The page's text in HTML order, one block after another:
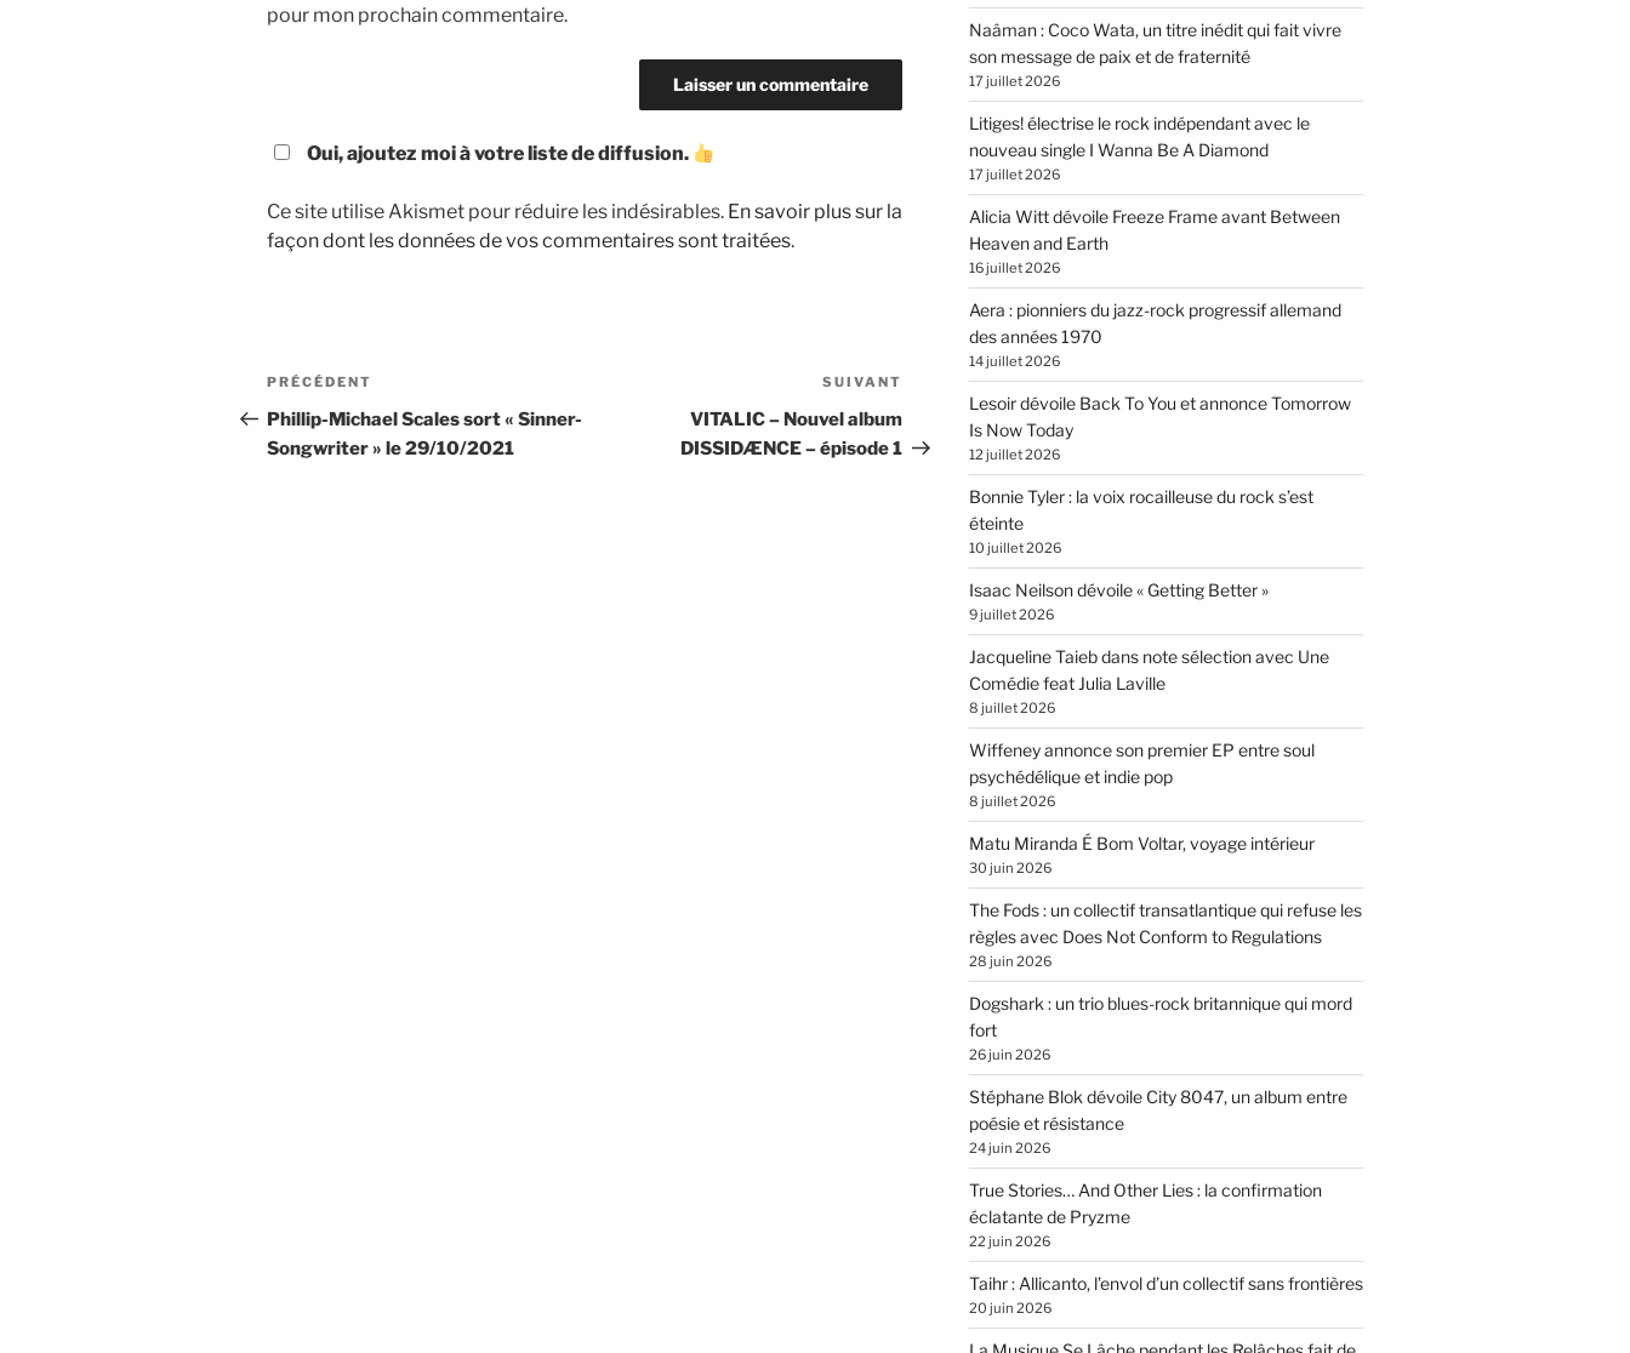
pour mon prochain commentaire.
Oui, ajoutez moi à votre liste de diffusion.
Ce site utilise Akismet pour réduire les indésirables. En savoir plus sur la
façon dont les données de vos commentaires sont traitées.
Navigation
de
l’article
Article
précédent
PRÉCÉDENT
Phillip-Michael Scales sort « Sinner-
Songwriter » le 29/10/2021
suivant
SUIVANT
VITALIC – Nouvel album
DISSIDÆNCE – épisode 1
Naâman : Coco Wata, un titre inédit qui fait vivre
son message de paix et de fraternité
17 juillet 2026
Litiges! électrise le rock indépendant avec le
nouveau single I Wanna Be A Diamond
17 juillet 2026
Alicia Witt dévoile Freeze Frame avant Between
Heaven and Earth
16 juillet 2026
Aera : pionniers du jazz-rock progressif allemand
des années 1970
14 juillet 2026
Lesoir dévoile Back To You et annonce Tomorrow
Is Now Today
12 juillet 2026
Bonnie Tyler : la voix rocailleuse du rock s’est
éteinte
10 juillet 2026
Isaac Neilson dévoile « Getting Better »
9 juillet 2026
Jacqueline Taieb dans note sélection avec Une
Comédie feat Julia Laville
8 juillet 2026
Wiffeney annonce son premier EP entre soul
psychédélique et indie pop
8 juillet 2026
Matu Miranda É Bom Voltar, voyage intérieur
30 juin 2026
The Fods : un collectif transatlantique qui refuse les
règles avec Does Not Conform to Regulations
28 juin 2026
Dogshark : un trio blues-rock britannique qui mord
fort
26 juin 2026
Stéphane Blok dévoile City 8047, un album entre
poésie et résistance
24 juin 2026
True Stories… And Other Lies : la confirmation
éclatante de Pryzme
22 juin 2026
Taihr : Allicanto, l’envol d’un collectif sans frontières
20 juin 2026